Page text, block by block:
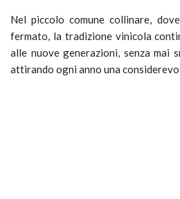
Nel piccolo comune collinare,
fermato, la tradizione vinicola
alle nuove generazioni, senza mai
attirando ogni anno una